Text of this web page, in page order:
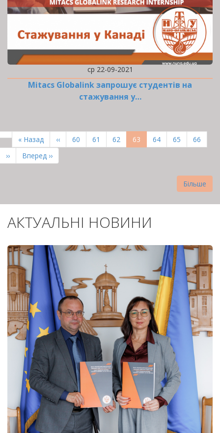
ср 22-09-2021
Mitacs Globalink запрошує студентів на
стажування у…
НА
СТОРІНКИ
Перша
сторінка
« Назад
Попередня
сторінка
‹‹ Page
60 Page
61 Page
62
Поточна
сторінка
63 Page
64 Page
65 Page
66
Наступна
сторінка
››
Остання
сторінка
Вперед ››
Більше
АКТУАЛЬНІ НОВИНИ